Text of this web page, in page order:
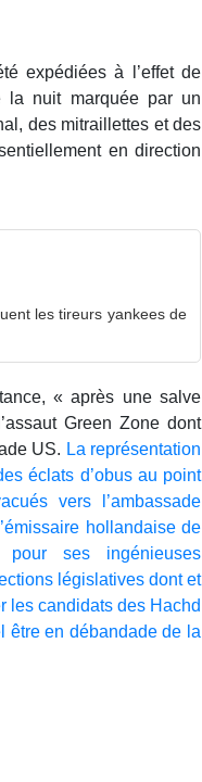
expédiées à l’effet de
la nuit marquée par un
des mitraillettes et des
en direction
les tireurs yankees de
« après une salve
Green Zone dont
US. La représentation
éclats d’obus au point
vers l’ambassade
hollandaise de
pour ses ingénieuses
législatives dont et
les candidats des Hachd
être en débandade de la